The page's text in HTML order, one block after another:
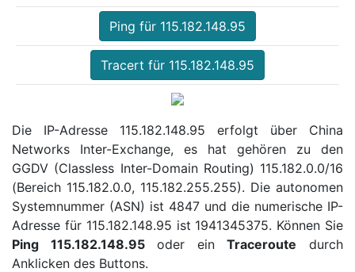
Ping für 115.182.148.95
Tracert für 115.182.148.95
Die IP-Adresse 115.182.148.95 erfolgt über China
Networks Inter-Exchange, es hat gehören zu den
GGDV (Classless Inter-Domain Routing) 115.182.0.0/16
(Bereich 115.182.0.0, 115.182.255.255). Die autonomen
Systemnummer (ASN) ist 4847 und die numerische IP-
Adresse für 115.182.148.95 ist 1941345375. Können Sie
Ping 115.182.148.95oder einTraceroute durch
Anklicken des Buttons.